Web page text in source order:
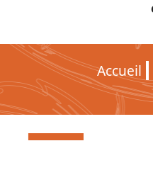
Accueil
pour